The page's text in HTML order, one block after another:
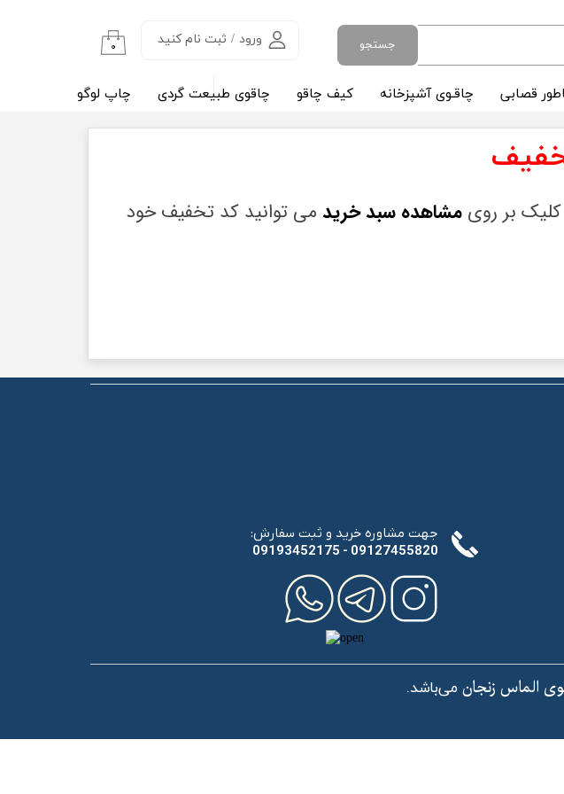
ورود / ثبت نام کنید
تغییر گذر واژه
سفارشات
۰
قصابی چاقـوی آشپزخانه کیف چاقو چاقوی طبیعت گردی چاپ لوگو
جستجو
کلیک بر رویمشاهده سبد خرید می توانید کد تخفیف خود
الماس زنجان می‌باشد.
:جهت مشاوره خرید و ثبت سفارش
​​​​​​​09193452175 - 09127455820